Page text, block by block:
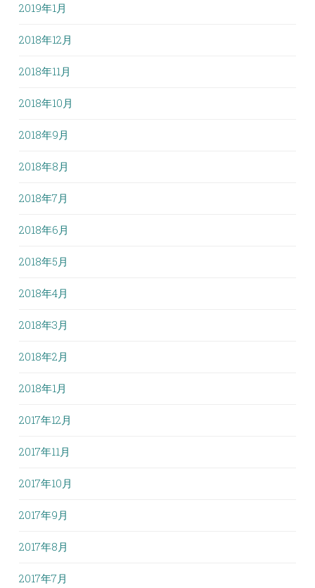
2019年1月
2018年12月
2018年11月
2018年10月
2018年9月
2018年8月
2018年7月
2018年6月
2018年5月
2018年4月
2018年3月
2018年2月
2018年1月
2017年12月
2017年11月
2017年10月
2017年9月
2017年8月
2017年7月